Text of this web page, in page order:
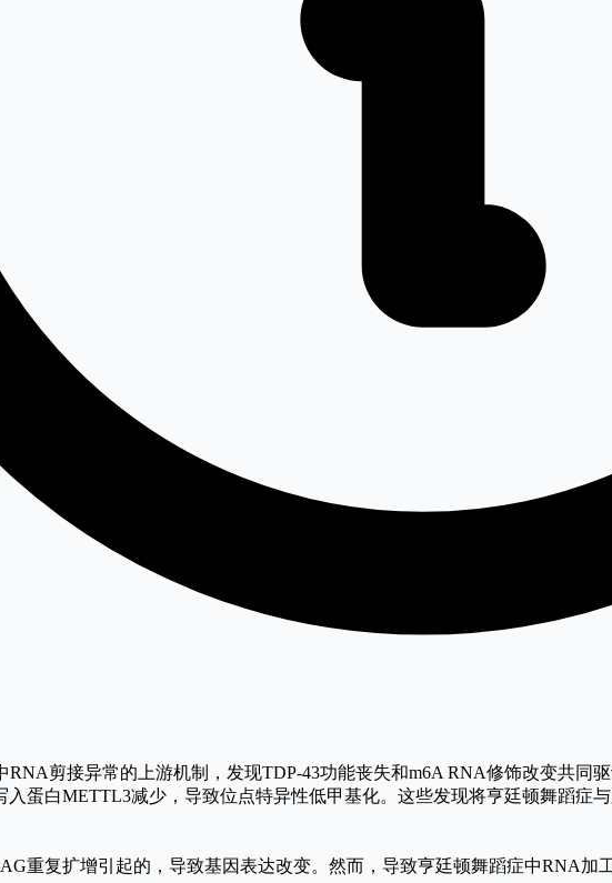
RNA剪接异常的上游机制，发现TDP-43功能丧失和m6A RNA修饰改变共同
蛋白METTL3减少，导致位点特异性低甲基化。这些发现将亨廷顿舞蹈症
重复扩增引起的，导致基因表达改变。然而，导致亨廷顿舞蹈症中RNA加